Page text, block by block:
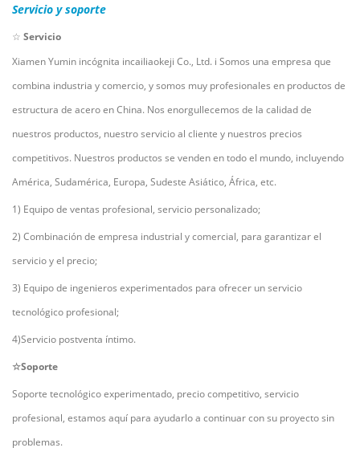
Servicio y soporte
☆ Servicio
Xiamen Yumin incógnita incailiaokeji Co., Ltd. i Somos una empresa que
combina industria y comercio, y somos muy profesionales en productos de
estructura de acero en China. Nos enorgullecemos de la calidad de
nuestros productos, nuestro servicio al cliente y nuestros precios
competitivos. Nuestros productos se venden en todo el mundo, incluyendo
América, Sudamérica, Europa, Sudeste Asiático, África, etc.
1) Equipo de ventas profesional, servicio personalizado;
2) Combinación de empresa industrial y comercial, para garantizar el
servicio y el precio;
3) Equipo de ingenieros experimentados para ofrecer un servicio
tecnológico profesional;
4)Servicio postventa íntimo.
☆Soporte
Soporte tecnológico experimentado, precio competitivo, servicio
profesional, estamos aquí para ayudarlo a continuar con su proyecto sin
problemas.